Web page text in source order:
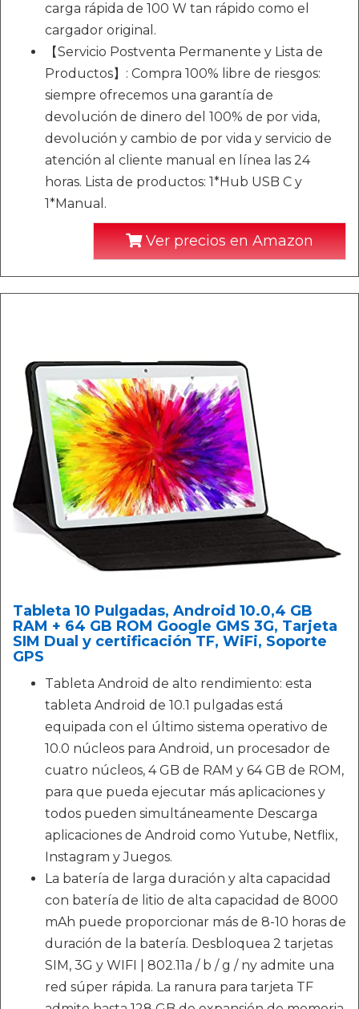
carga rápida de 100 W tan rápido como el
cargador original.
【Servicio Postventa Permanente y Lista de
Productos】: Compra 100% libre de riesgos:
siempre ofrecemos una garantía de
devolución de dinero del 100% de por vida,
devolución y cambio de por vida y servicio de
atención al cliente manual en línea las 24
horas. Lista de productos: 1*Hub USB C y
1*Manual.
Ver precios en Amazon
Tableta 10 Pulgadas, Android 10.0,4 GB
RAM + 64 GB ROM Google GMS 3G, Tarjeta
SIM Dual y certificación TF, WiFi, Soporte
GPS
Tableta Android de alto rendimiento: esta
tableta Android de 10.1 pulgadas está
equipada con el último sistema operativo de
10.0 núcleos para Android, un procesador de
cuatro núcleos, 4 GB de RAM y 64 GB de ROM,
para que pueda ejecutar más aplicaciones y
todos pueden simultáneamente Descarga
aplicaciones de Android como Yutube, Netflix,
Instagram y Juegos.
La batería de larga duración y alta capacidad
con batería de litio de alta capacidad de 8000
mAh puede proporcionar más de 8-10 horas de
duración de la batería. Desbloquea 2 tarjetas
SIM, 3G y WIFI | 802.11a / b / g / ny admite una
red súper rápida. La ranura para tarjeta TF